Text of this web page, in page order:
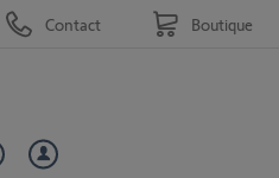
Contact Boutique